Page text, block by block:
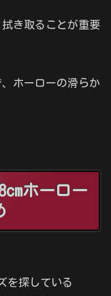
き取ることが重要
ホーローの滑らか
ホーロー
を探している